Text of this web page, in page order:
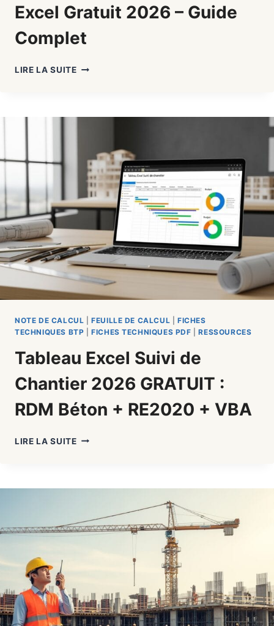
Excel Gratuit 2026 – Guide
Complet
LIRE LA SUITEPLANNING
EXCEL
GUIDE
COMPLET
NOTE DE CALCUL |FEUILLE DE CALCUL |FICHES
TECHNIQUES BTP |FICHES TECHNIQUES PDF |RESSOURCES
Tableau Excel Suivi de
Chantier 2026 GRATUIT :
RDM Béton + RE2020 + VBA
LIRE LA SUITETABLEAU
CHANTIER
GRATUIT
:
+
VBA